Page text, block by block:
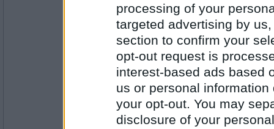
processing of your
targeted advertising by
section to confirm your
opt-out request is
interest-based ads based
us or personal
your opt-out. You may
disclosure of your
Antal inlägg:
petit tess
Antal inlägg:
Lek Tyr